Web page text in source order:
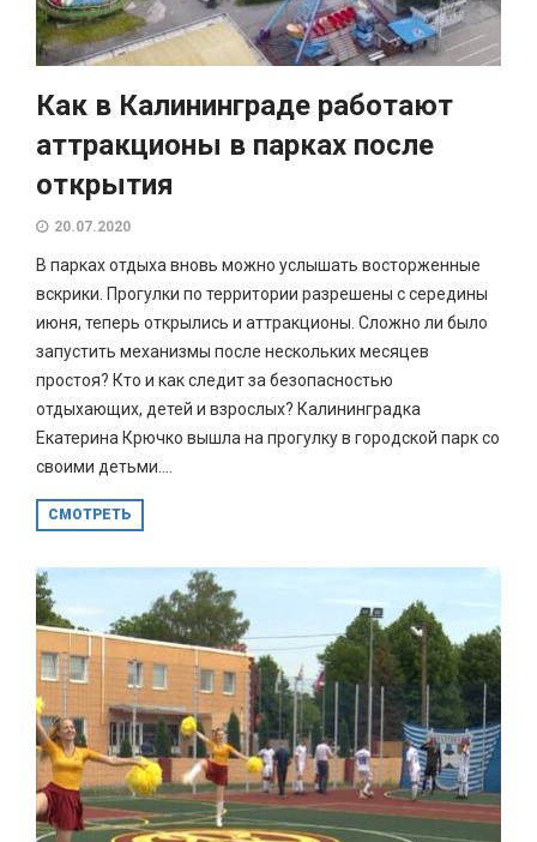
Как в Калининграде работают
аттракционы в парках после
открытия
20.07.2020
В парках отдыха вновь можно услышать восторженные
вскрики. Прогулки по территории разрешены с середины
июня, теперь открылись и аттракционы. Сложно ли было
запустить механизмы после нескольких месяцев
простоя? Кто и как следит за безопасностью
отдыхающих, детей и взрослых? Калининградка
Екатерина Крючко вышла на прогулку в городской парк со
своими детьми....
СМОТРЕТЬ